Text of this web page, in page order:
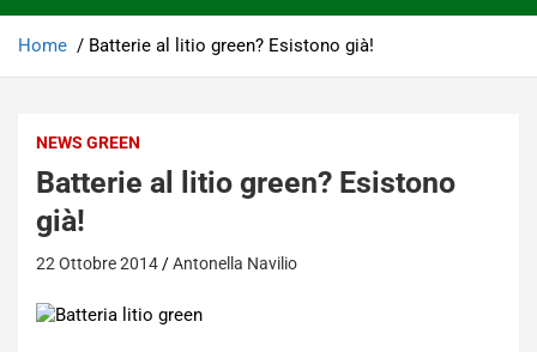
Home Batterie al litio green? Esistono già!
NEWS GREEN
Batterie al litio green? Esistono
già!
22 Ottobre 2014 Antonella Navilio